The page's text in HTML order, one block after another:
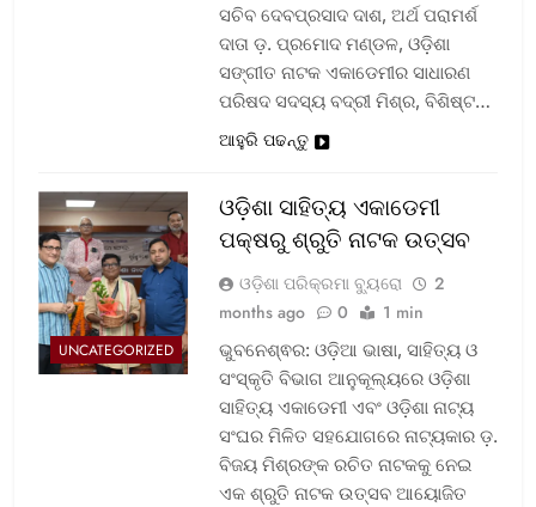
ସଚିବ ଦେବପ୍ରସାଦ ଦାଶ, ଅର୍ଥ ପରାମର୍ଶ
ଦାତା ଡ଼. ପ୍ରମୋଦ ମଣ୍ଡଳ, ଓଡ଼ିଶା
ସଙ୍ଗୀତ ନାଟକ ଏକାଡେମୀର ସାଧାରଣ
ପରିଷଦ ସଦସ୍ୟ ବଦ୍ରୀ ମିଶ୍ର, ବିଶିଷ୍ଟ…
ଆହୁରି ପଢନ୍ତୁ
UNCATEGORIZED
ଓଡ଼ିଶା ସାହିତ୍ୟ ଏକାଡେମୀ
ପକ୍ଷରୁ ଶ୍ରୁତି ନାଟକ ଉତ୍ସବ
ଓଡ଼ିଶା ପରିକ୍ରମା ବ୍ୟୁରୋ
2
months ago
0 1 min
ଭୁବନେଶ୍ଵର: ଓଡ଼ିଆ ଭାଷା, ସାହିତ୍ୟ ଓ
ସଂସ୍କୃତି ବିଭାଗ ଆନୁକୂଲ୍ୟରେ ଓଡ଼ିଶା
ସାହିତ୍ୟ ଏକାଡେମୀ ଏବଂ ଓଡ଼ିଶା ନାଟ୍ୟ
ସଂଘର ମିଳିତ ସହଯୋଗରେ ନାଟ୍ୟକାର ଡ଼.
ବିଜୟ ମିଶ୍ରଙ୍କ ରଚିତ ନାଟକକୁ ନେଇ
ଏକ ଶ୍ରୁତି ନାଟକ ଉତ୍ସବ ଆୟୋଜିତ